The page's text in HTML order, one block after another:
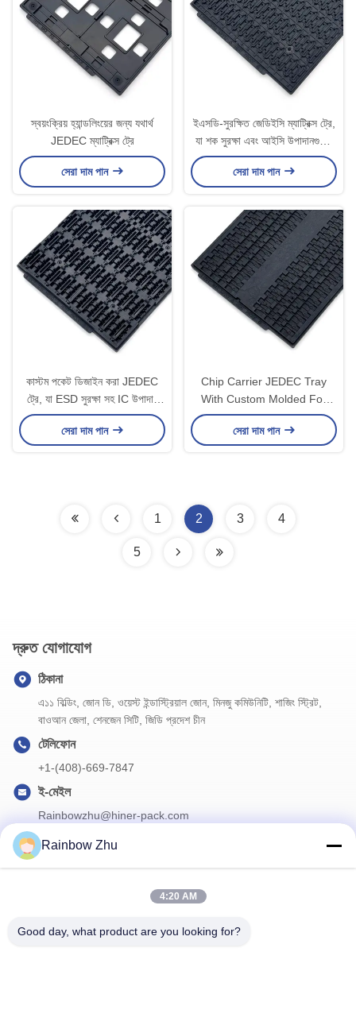
স্বয়ংক্রিয় হ্যান্ডলিংয়ের জন্য যথার্থ
JEDEC ম্যাট্রিক্স ট্রে
সেরা দাম পান
ইএসডি-সুরক্ষিত জেডিইসি ম্যাট্রিক্স ট্রে,
যা শক সুরক্ষা এবং আইসি উপাদানগুলির
জন্য পুনঃব্যবহারযোগ্য ডিজাইন সহ
সেরা দাম পান
কাস্টম পকেট ডিজাইন করা JEDEC
ট্রে, যা ESD সুরক্ষা সহ IC উপাদান
হ্যান্ডেলিংয়ের জন্য পুনরায় ব্যবহারযোগ্য
সেরা দাম পান
Chip Carrier JEDEC Tray
With Custom Molded For
Secure IC Transport And
Storage
সেরা দাম পান
1 2 3 4
5
দ্রুত যোগাযোগ
ঠিকানা
এ১১ বিল্ডিং, জোন ডি, ওয়েস্ট ইন্ডাস্ট্রিয়াল জোন, মিনজু কমিউনিটি, শাজিং স্ট্রিট,
বাওআন জেলা, শেনজেন সিটি, জিডি প্রদেশ চীন
টেলিফোন
+1-(408)-669-7847
ই-মেইল
Rainbowzhu@hiner-pack.com
আমাদের নিউজলেটারে সাবস্ক্রাইব করুন এবং আরও অনেক কিছু পেতে পারেন।
Rainbow Zhu
4:20 AM
Good day, what product are you looking for?